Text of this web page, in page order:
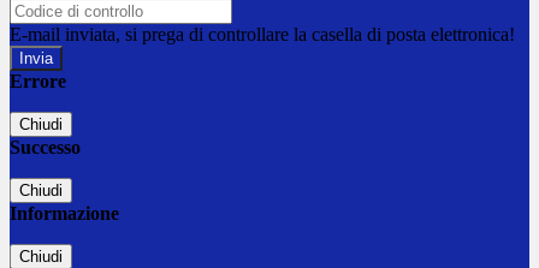
E-mail inviata, si prega di controllare la casella di posta elettronica!
Errore
Chiudi
Successo
Chiudi
Informazione
Chiudi